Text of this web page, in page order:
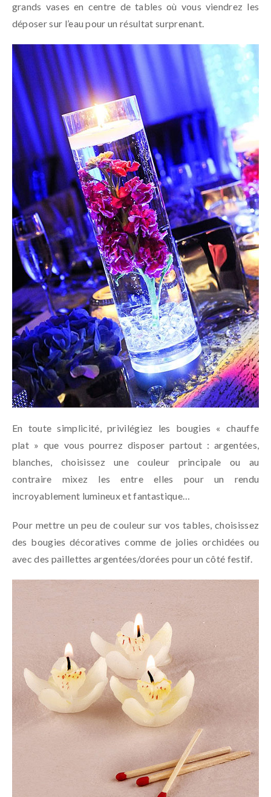
grands vases en centre de tables où vous viendrez les
déposer sur l’eau pour un résultat surprenant.
En toute simplicité, privilégiez les bougies « chauffe
plat » que vous pourrez disposer partout : argentées,
blanches, choisissez une couleur principale ou au
contraire mixez les entre elles pour un rendu
incroyablement lumineux et fantastique…
Pour mettre un peu de couleur sur vos tables, choisissez
des bougies décoratives comme de jolies orchidées ou
avec des paillettes argentées/dorées pour un côté festif.